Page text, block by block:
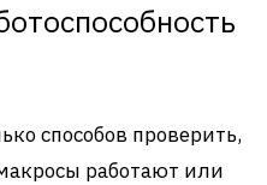
способов проверить,
работают или